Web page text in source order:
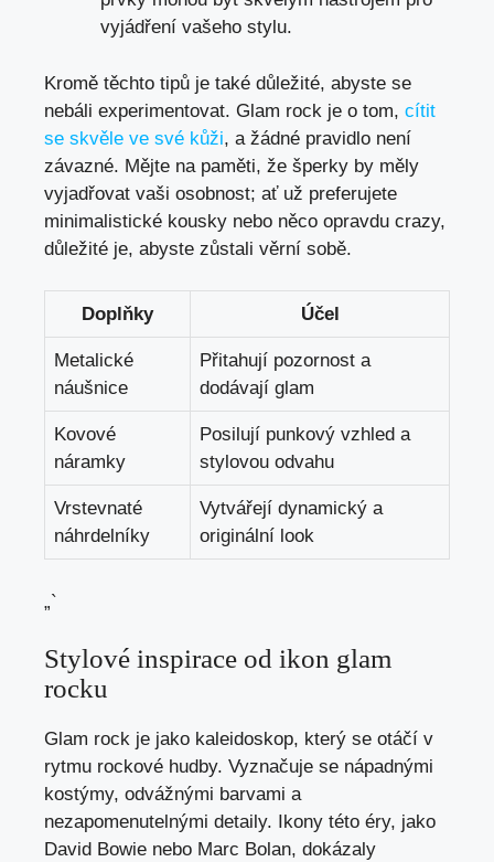
vyjádření vašeho stylu.
Kromě těchto tipů je také důležité, abyste se
nebáli experimentovat. Glam rock je o tom, cítit
se skvěle ve své kůži, a žádné pravidlo není
závazné. Mějte na paměti, že šperky by měly
vyjadřovat vaši osobnost; ať už preferujete
minimalistické kousky nebo něco opravdu crazy,
důležité je, abyste zůstali věrní sobě.
Doplňky Účel
Metalické
náušnice
Přitahují pozornost a
dodávají glam
Kovové
náramky
Posilují punkový vzhled a
stylovou odvahu
Vrstevnaté
náhrdelníky
Vytvářejí dynamický a
originální look
„`
Stylové inspirace od ikon glam
rocku
Glam rock je jako kaleidoskop, který se otáčí v
rytmu rockové hudby. Vyznačuje se nápadnými
kostýmy, odvážnými barvami a
nezapomenutelnými detaily. Ikony této éry, jako
David Bowie nebo Marc Bolan, dokázaly